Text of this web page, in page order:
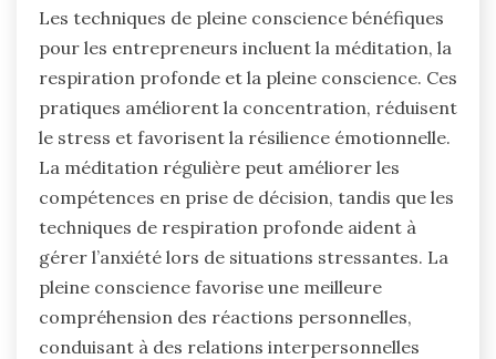
Les techniques de pleine conscience bénéfiques
pour les entrepreneurs incluent la méditation, la
respiration profonde et la pleine conscience. Ces
pratiques améliorent la concentration, réduisent
le stress et favorisent la résilience émotionnelle.
La méditation régulière peut améliorer les
compétences en prise de décision, tandis que les
techniques de respiration profonde aident à
gérer l’anxiété lors de situations stressantes. La
pleine conscience favorise une meilleure
compréhension des réactions personnelles,
conduisant à des relations interpersonnelles